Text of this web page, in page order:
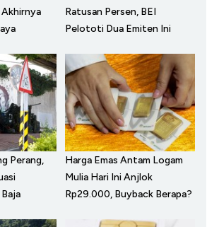
Ratusan Persen, BEI
Pelototi Dua Emiten Ini
Perang,
Harga Emas Antam Logam
Mulia Hari Ini Anjlok
Rp29.000, Buyback Berapa?